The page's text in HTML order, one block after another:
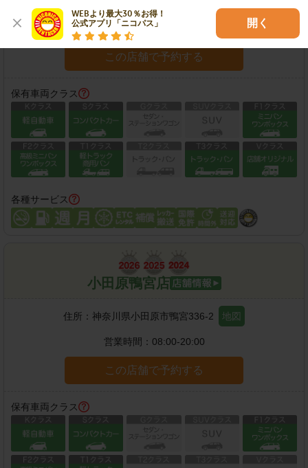
WEBより最大30％お得！
公式アプリ「ニコパス」
開く
営業時間：08:00-20:00
この店舗で予約する
保有車両クラス
各種サービス
小田原鴨宮店
住所： 神奈川県小田原市鴨宮336-2 地図
営業時間： 08:00-20:00
この店舗で予約する
保有車両クラス